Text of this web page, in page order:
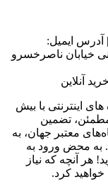
| آدرس ایمیل:
خیابان ناصرخسرو
آنلاین
اینترنتی با بیش
مطمئن، تضمین
معتبر جهان، به
به محض ورود به
هر آنچه که نیاز
خواهید کرد.